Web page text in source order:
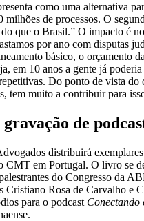
como uma alternativa
milhões de processos. O
que o Brasil.” O impacto é
por ano com disputas
básico, o
em 10 anos a gente já
Do ponto de vista
tem muito a contribuir para
de
distribuirá
em Portugal. O livro se
do Congresso da
Rosa de Carvalho e
para o podcast Conectando